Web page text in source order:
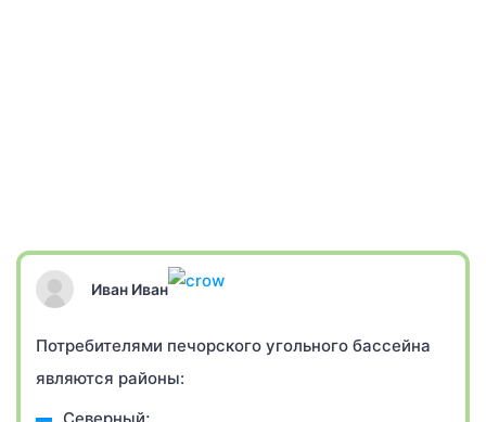
Иван Иван
Потребителями печорского угольного бассейна
являются районы: